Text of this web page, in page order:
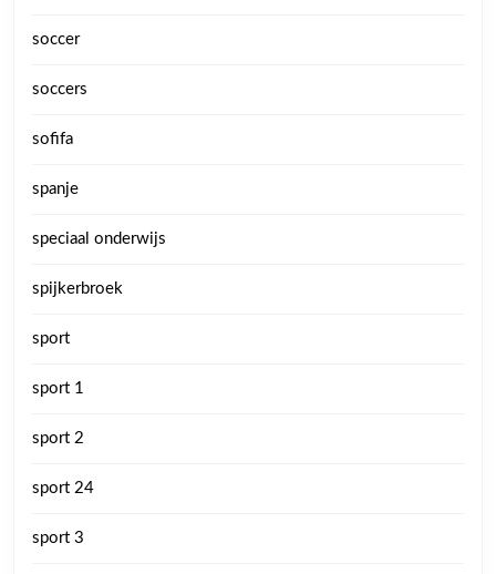
soccer
soccers
sofifa
spanje
speciaal onderwijs
spijkerbroek
sport
sport 1
sport 2
sport 24
sport 3